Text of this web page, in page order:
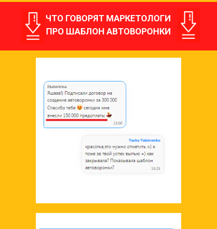
ЧТО ГОВОРЯТ МАРКЕТОЛОГИ
ПРО ШАБЛОН АВТОВОРОНКИ